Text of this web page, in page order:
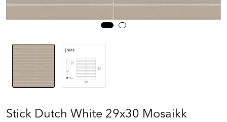
Stick Dutch White 29x30 Mosaikk